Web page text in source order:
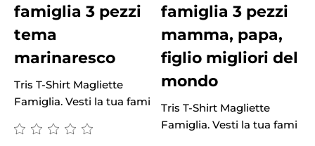
famiglia 3 pezzi
tema
marinaresco
Tris T-Shirt Magliette
Famiglia. Vesti la tua fami
famiglia 3 pezzi
mamma, papa,
figlio migliori del
mondo
Tris T-Shirt Magliette
Famiglia. Vesti la tua fami